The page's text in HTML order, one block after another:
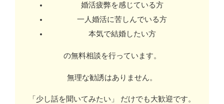
婚活疲弊を感じている方
一人婚活に苦しんでいる方
本気で結婚したい方
の無料相談を行っています。
無理な勧誘はありません。
「少し話を聞いてみたい」 だけでも大歓迎です。